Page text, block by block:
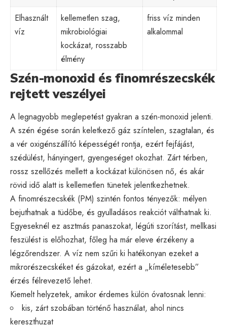
Elhasznált
víz
kellemetlen szag,
mikrobiológiai
kockázat, rosszabb
élmény
friss víz minden
alkalommal
Szén-monoxid és finomrészecskék
rejtett veszélyei
A legnagyobb meglepetést gyakran a szén-monoxid jelenti.
A szén égése során keletkező gáz színtelen, szagtalan, és
a vér oxigénszállító képességét rontja, ezért fejfájást,
szédülést, hányingert, gyengeséget okozhat. Zárt térben,
rossz szellőzés mellett a kockázat különösen nő, és akár
rövid idő alatt is kellemetlen tünetek jelentkezhetnek.
A finomrészecskék (PM) szintén fontos tényezők: mélyen
bejuthatnak a tüdőbe, és gyulladásos reakciót válthatnak ki.
Egyeseknél ez asztmás panaszokat, légúti szorítást, mellkasi
feszülést is előhozhat, főleg ha már eleve érzékeny a
légzőrendszer. A víz nem szűri ki hatékonyan ezeket a
mikrorészecskéket és gázokat, ezért a „kíméletesebb”
érzés félrevezető lehet.
Kiemelt helyzetek, amikor érdemes külön óvatosnak lenni:
kis, zárt szobában történő használat, ahol nincs
kereszthuzat